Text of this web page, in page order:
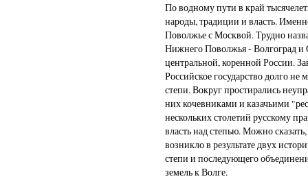
По водному пути в край
народы, традиции и власть.
Поволжье с Москвой. Трудно
Нижнего Поволжья - Волгоград и
центральной, коренной России.
Российское государство долго
степи. Вокруг простирались
них кочевниками и казачьими
нескольких столетий русскому
власть над степью. Можно
возникло в результате двух
степи и последующего
земель к Волге.